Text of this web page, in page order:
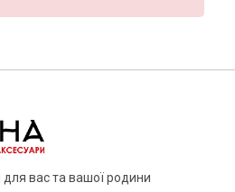
вас та вашої родини